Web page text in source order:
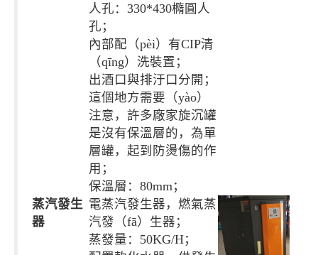
人孔：330*430橢圓人
孔；
內部配（pèi）有CIP清
（qīng）洗裝置；
出酒口與排汙口分開；
這個地方需要（yào）
注意，許多廠家旋沉罐
是沒有保溫層的，為單
層罐，起到防燙傷的作
用；
保溫層：80mm；
蒸汽發生
器
電蒸汽發生器，燃氣蒸
汽發（fā）生器；
蒸發量：50KG/H；